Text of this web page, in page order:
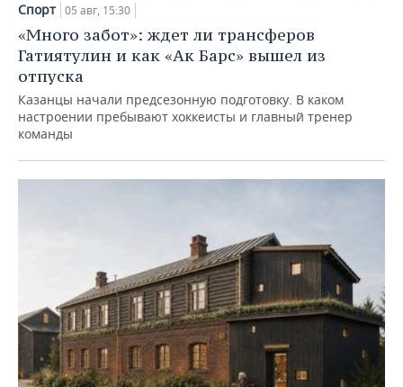
Спорт 05 авг, 15:30
«Много забот»: ждет ли трансферов
Гатиятулин и как «Ак Барс» вышел из
отпуска
Казанцы начали предсезонную подготовку. В каком
настроении пребывают хоккеисты и главный тренер
команды